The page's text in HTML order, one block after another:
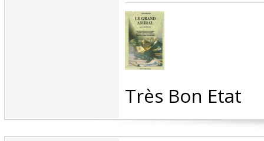
‎Très Bon Etat‎